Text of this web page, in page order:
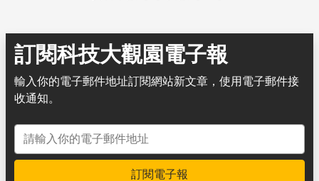
訂閱科技大觀園電子報
輸入你的電子郵件地址訂閱網站新文章，使用電子郵件接
收通知。
電子郵件地址
訂閱電子報